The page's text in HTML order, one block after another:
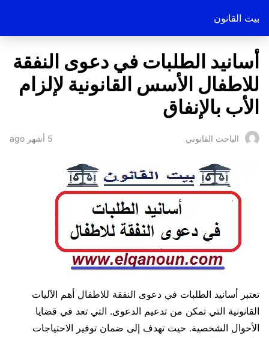
بيت القانون
أسانيد الطلبات في دعوى النفقة
للاطفال الأسس القانونية لإلزام
الأب بالإنفاق
الباحث القانوني 5 أشهر ago
تعتبر أسانيد الطلبات في دعوى النفقة للاطفال أهم الآليات
القانونية التي تمكن من تدعيم الدعوى. التي تعد في قضايا
الأحوال الشخصية. حيث تهدف إلى ضمان توفير الاحتياجات